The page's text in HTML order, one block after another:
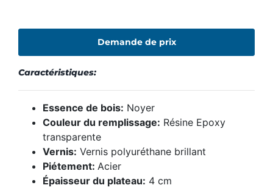
Demande de prix
Caractéristiques:
Essence de bois: Noyer
Couleur du remplissage: Résine Epoxy
transparente
Vernis: Vernis polyuréthane brillant
Piétement: Acier
Épaisseur du plateau: 4 cm